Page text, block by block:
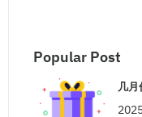
Popular Post
几月